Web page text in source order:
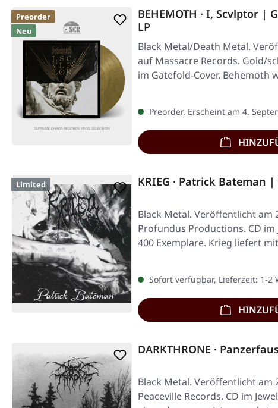
Preorder
Neu
BEHEMOTH · I, Scvlptor |
LP
Black Metal/Death Metal.
auf Massacre Records. Gold/
im Gatefold-Cover. Behemoth
Preorder. Erscheint am 4.
Limited KRIEG · Patrick Bateman |
Black Metal. Veröffentlicht am
Profundus Productions. CD im
400 Exemplare. Krieg liefert
Sofort verfügbar, Lieferzeit: 1-2
DARKTHRONE ·
Black Metal. Veröffentlicht am
Peaceville Records. CD im